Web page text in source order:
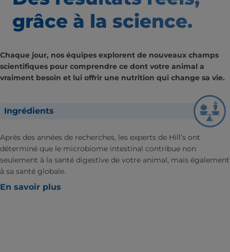
grâce à la science.
Chaque jour, nos équipes explorent de nouveaux champs
scientifiques pour comprendre ce dont votre animal a
vraiment besoin et lui offrir une nutrition qui change sa vie.
Ingrédients
Après des années de recherches, les experts de Hill’s ont
déterminé que le microbiome intestinal contribue non
seulement à la santé digestive de votre animal, mais également
à sa santé globale.
En savoir plus